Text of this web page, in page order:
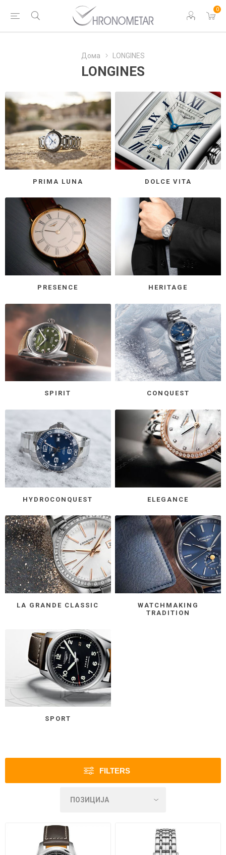
0
Дома LONGINES
LONGINES
PRIMA LUNA DOLCE VITA
PRESENCE HERITAGE
SPIRIT CONQUEST
HYDROCONQUEST ELEGANCE
LA GRANDE CLASSIC
WATCHMAKING
TRADITION
SPORT
FILTERS